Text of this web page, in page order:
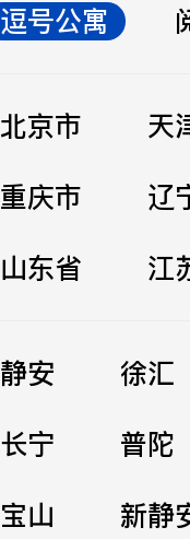
逗号公寓
北京市
天
重庆市
辽
山东省
江
静安
徐汇
长宁
普陀
宝山
新静
立即提交